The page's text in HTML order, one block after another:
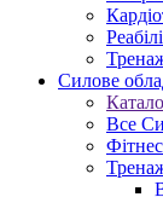
Силове
Все